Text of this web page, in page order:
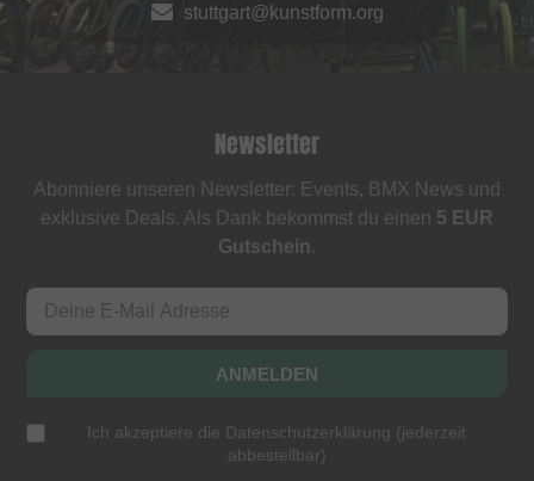
stuttgart@kunstform.org
Newsletter
Abonniere unseren Newsletter: Events, BMX News und
exklusive Deals. Als Dank bekommst du einen 5 EUR
Gutschein.
ANMELDEN
Ich akzeptiere die Datenschutzerklärung (jederzeit
abbestellbar)